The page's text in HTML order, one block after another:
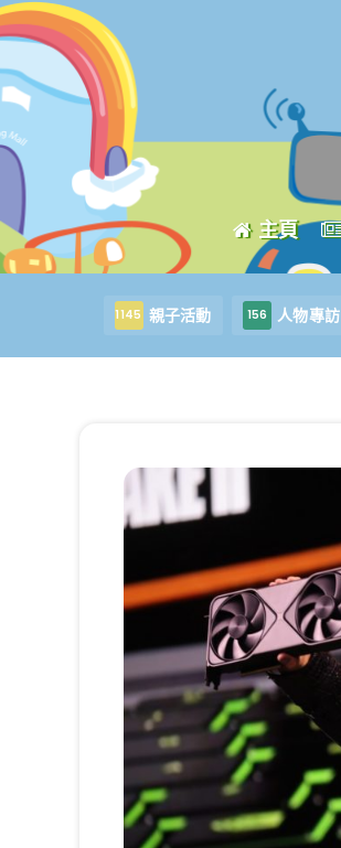
主頁
1145 親子活動 156 人物專訪